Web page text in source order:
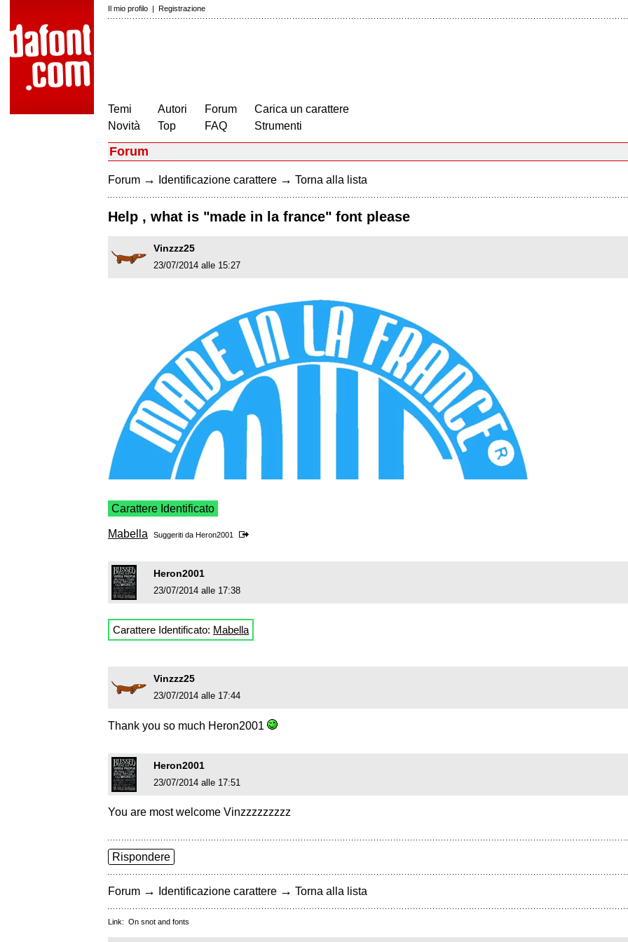
Il mio profilo | Registrazione
Temi
Novità
Autori
Top
Forum
FAQ
Carica un carattere
Strumenti
Forum
Forum → Identificazione carattere → Torna alla lista
Help , what is "made in la france" font please
Vinzzz25
23/07/2014 alle 15:27
Carattere Identificato
Mabella Suggeriti da Heron2001
Heron2001
23/07/2014 alle 17:38
Carattere Identificato: Mabella
Vinzzz25
23/07/2014 alle 17:44
Thank you so much Heron2001
Heron2001
23/07/2014 alle 17:51
You are most welcome Vinzzzzzzzzz
Rispondere
Forum → Identificazione carattere → Torna alla lista
Link: On snot and fonts